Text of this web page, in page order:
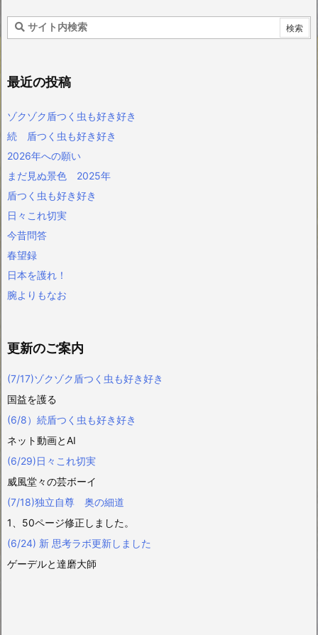
最近の投稿
ゾクゾク盾つく虫も好き好き
続 盾つく虫も好き好き
2026年への願い
まだ見ぬ景色 2025年
盾つく虫も好き好き
日々これ切実
今昔問答
春望録
日本を護れ！
腕よりもなお
更新のご案内
(7/17)ゾクゾク盾つく虫も好き好き
国益を護る
(6/8）続盾つく虫も好き好き
ネット動画とAI
(6/29)日々これ切実
威風堂々の芸ボーイ
(7/18)独立自尊 奥の細道
1、50ページ修正しました。
(6/24) 新 思考ラボ更新しました
ゲーデルと達磨大師